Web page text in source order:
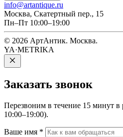
info@artantique.ru
Москва, Скатертный пер., 15
Пн–Пт 10:00–19:00
© 2026 АртАнтик. Москва.
YA·METRIKA
Заказать звонок
Перезвоним в течение 15 минут
10:00–19:00).
Ваше имя *